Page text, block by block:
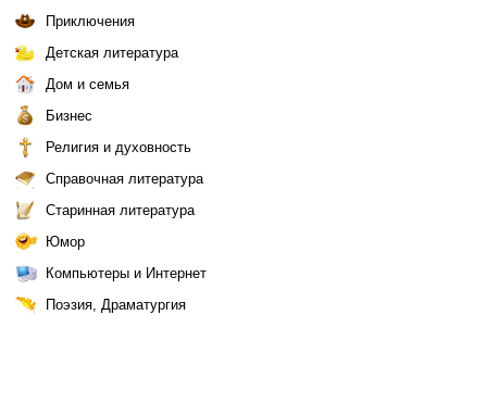
Приключения
Детская литература
Дом и семья
Бизнес
Религия и духовность
Справочная литература
Старинная литература
Юмор
Компьютеры и Интернет
Поэзия, Драматургия